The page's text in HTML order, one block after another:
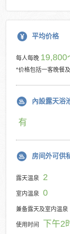
平均价格
每人每晚 19,800
*价格包括一客晚餐及
內設露天浴
有
房间外可供
露天温泉 2
室内温泉 0
兼备露天及室内温泉
使用时间 下午